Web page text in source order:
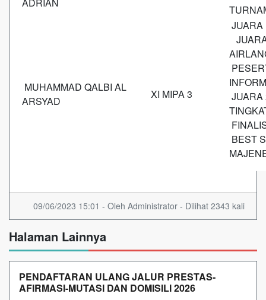
MUHAMMAD QALBI AL
ARSYAD
XI MIPA 3
JUARA
BEST
09/06/2023 15:01 - Oleh Administrator - Dilihat 2343 kali
Halaman Lainnya
PENDAFTARAN ULANG JALUR PRESTAS-
AFIRMASI-MUTASI DAN DOMISILI 2026